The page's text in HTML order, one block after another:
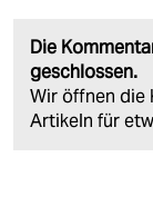
Die
geschlossen.
Wir öffnen die
Artikeln für